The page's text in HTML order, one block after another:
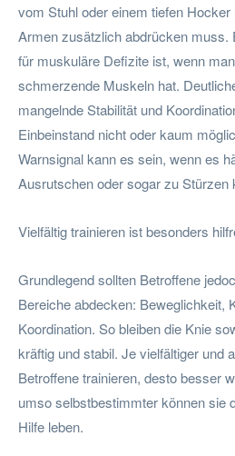
vom Stuhl oder einem tiefen
Armen zusätzlich abdrücken muss.
für muskuläre Defizite ist, wenn
schmerzende Muskeln hat.
mangelnde Stabilität und
Einbeinstand nicht oder kaum
Warnsignal kann es sein, wenn es
Ausrutschen oder sogar zu Stürzen
Vielfältig trainieren ist besonders
Grundlegend sollten Betroffene
Bereiche abdecken: Beweglichkeit,
Koordination. So bleiben die Knie
kräftig und stabil. Je vielfältiger und
Betroffene trainieren, desto besser
umso selbstbestimmter können sie
Hilfe leben.